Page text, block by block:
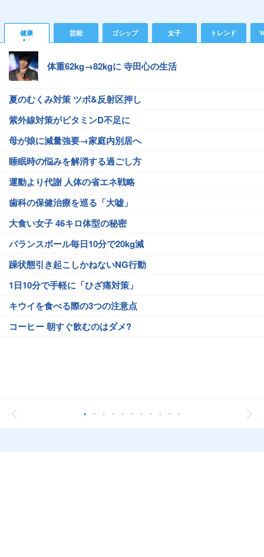
健康 芸能 ゴシップ 女子 トレンド
体重62kg→82kgに 寺田心の生活
夏のむくみ対策 ツボ&反射区押し
紫外線対策がビタミンD不足に
母が娘に減量強要→家庭内別居へ
睡眠時の悩みを解消する過ごし方
運動より代謝 人体の省エネ戦略
歯科の保健治療を巡る「大嘘」
大食い女子 46キロ体型の秘密
バランスボール毎日10分で20kg減
躁状態引き起こしかねないNG行動
1日10分で手軽に「ひざ痛対策」
キウイを食べる際の3つの注意点
コーヒー 朝すぐ飲むのはダメ?